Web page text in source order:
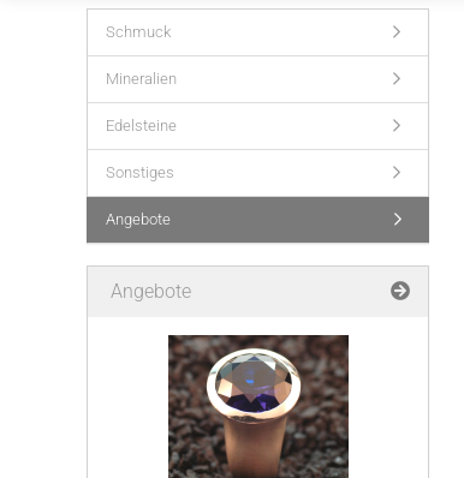
Schmuck
Mineralien
Edelsteine
Sonstiges
Angebote
Angebote